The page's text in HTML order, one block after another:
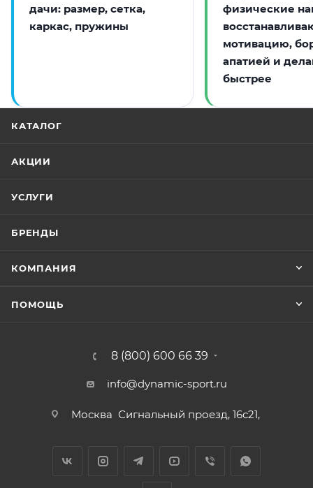
дачи: размер, сетка,
каркас, пружины
физические
мотивацию,
апатией и
быстрее
КАТАЛОГ
АКЦИИ
УСЛУГИ
БРЕНДЫ
КОМПАНИЯ
ПОМОЩЬ
8 (800) 600 66 39
info@dynamic-sport.ru
Москва Сигнальный проезд, 16с21,